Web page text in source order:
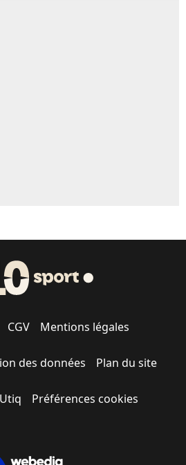
CGV Mentions légales
des données Plan du site
Préférences cookies